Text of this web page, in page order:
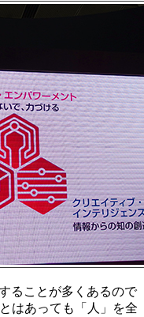
ることが多くあるので
はあっても「人」を全